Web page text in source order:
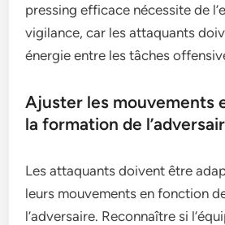
pressing efficace nécessite de
vigilance, car les attaquants
énergie entre les tâches
Ajuster les mouvements
la formation de
Les attaquants doivent être
leurs mouvements en fonction
l’adversaire. Reconnaître si